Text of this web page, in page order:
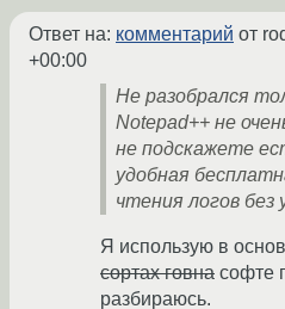
Ответ на: комментарий от
+00:00
Не разобрался
Notepad++ не
не подскажете
удобная
чтения логов без
Я использую в
сортах говна софте
разбираюсь.